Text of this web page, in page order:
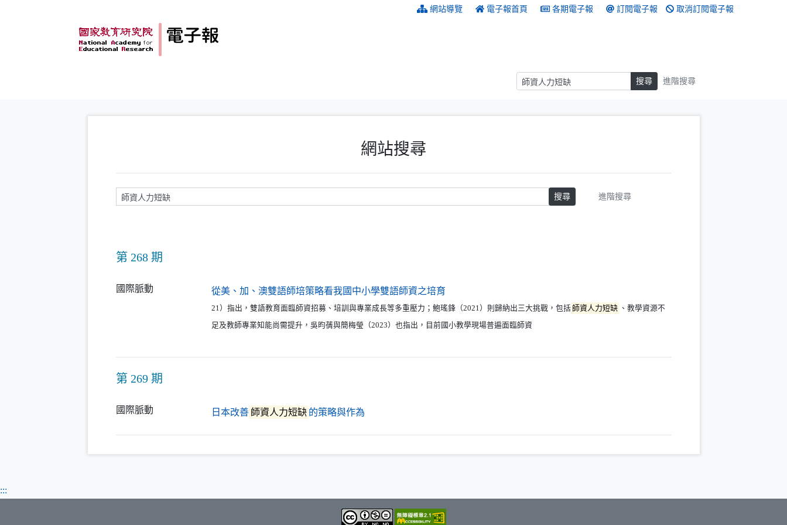
網站導覽 電子報首頁 各期電子報 訂閱電子報 取消訂閱電子報
搜尋 搜尋 進階搜尋
網站搜尋
請輸入關鍵字 搜尋 進階搜尋
第 268 期
國際脈動 從美、加、澳雙語師培策略看我國中小學雙語師資之培育（另開新視窗）
21）指出，雙語教育面臨師資招募、培訓與專業成長等多重壓力；鮑瑤鋒（2021）則歸納出三大挑戰，包括 師資人力短缺 、教學資源不
足及教師專業知能尚需提升，吳昀蒨與簡梅瑩（2023）也指出，目前國小教學現場普遍面臨師資
第 269 期
國際脈動 日本改善 師資人力短缺 的策略與作為
:::